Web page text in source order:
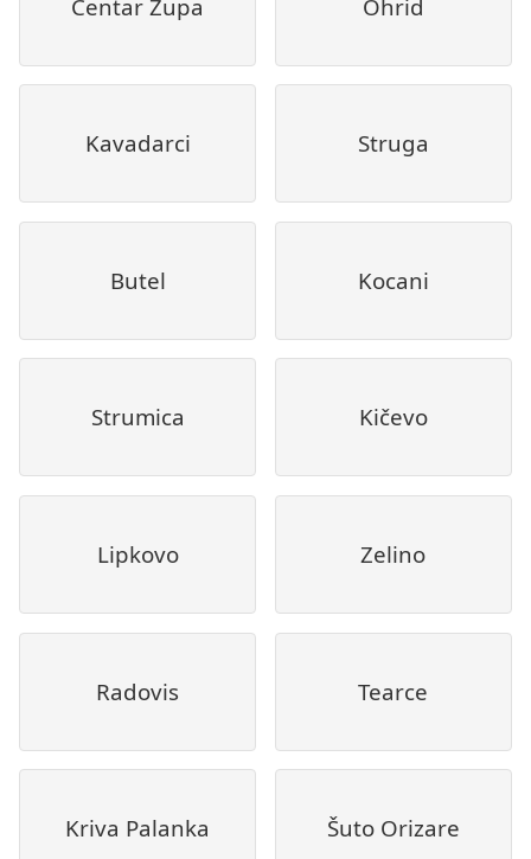
Centar Župa Ohrid
Kavadarci Struga
Butel Kocani
Strumica Kičevo
Lipkovo Zelino
Radovis Tearce
Kriva Palanka Šuto Orizare